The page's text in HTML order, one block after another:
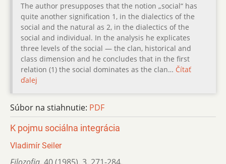
The author presupposes that the notion „social“ has
quite another signification 1, in the dialectics of the
social and the natural as 2, in the dialectics of the
social and individual. In the analysis he explicates
three levels of the social — the clan, historical and
class dimension and he concludes that in the first
relation (1) the social dominates as the clan… Čítať
ďalej
Súbor na stiahnutie: PDF
K pojmu sociálna integrácia
Vladimír Seiler
Filozofia, 40 (1985), 3, 271-284.